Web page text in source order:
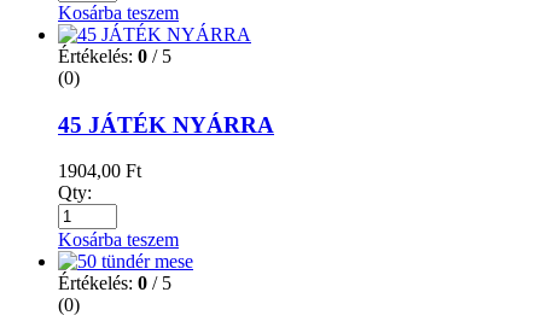
Kosárba teszem
Értékelés: 0 / 5
(0)
45 JÁTÉK NYÁRRA
1904,00 Ft
Qty:
Kosárba teszem
Értékelés: 0 / 5
(0)